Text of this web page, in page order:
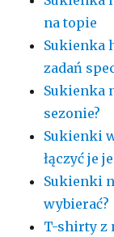
na topie
Sukienka
zadań
Sukienka
sezonie?
Sukienki
łączyć je
Sukienki
wybierać?
T-shirty z